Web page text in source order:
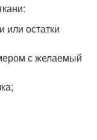
или остатки
с желаемый